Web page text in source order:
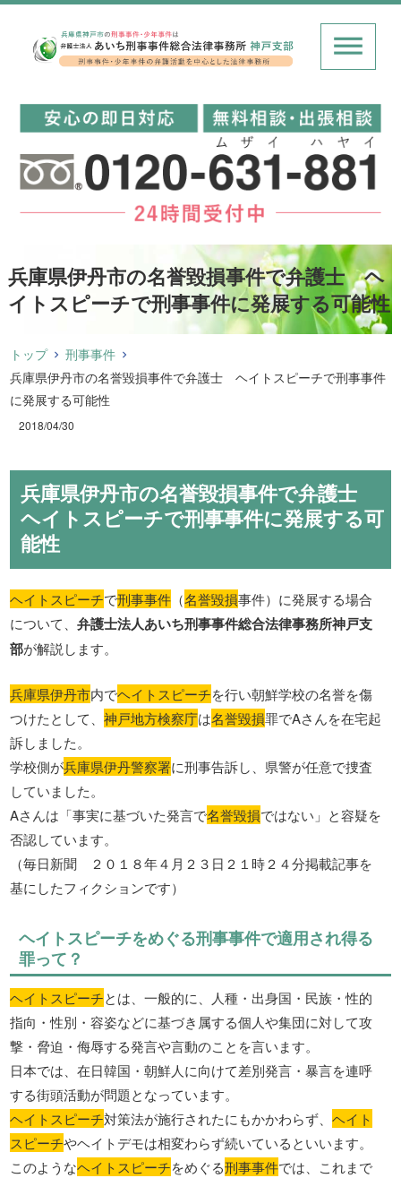
兵庫県伊丹市の名誉毀損事件で弁護士 ヘ
イトスピーチで刑事事件に発展する可能性
トップ
刑事事件
兵庫県伊丹市の名誉毀損事件で弁護士 ヘイトスピーチで刑事事件
に発展する可能性
2018/04/30
兵庫県伊丹市の名誉毀損事件で弁護士
ヘイトスピーチで刑事事件に発展する可
能性
ヘイトスピーチで刑事事件 （名誉毀損事件）に発展する場合
について、弁護士法人あいち刑事事件総合法律事務所神戸支
部が解説します。
兵庫県伊丹市内でヘイトスピーチを行い朝鮮学校の名誉を傷
つけたとして、神戸地方検察庁は名誉毀損罪でAさんを在宅起
訴しました。
学校側が兵庫県伊丹警察署に刑事告訴し、県警が任意で捜査
していました。
Aさんは「事実に基づいた発言で名誉毀損ではない」と容疑を
否認しています。
（毎日新聞 ２０１８年４月２３日２１時２４分掲載記事を
基にしたフィクションです）
ヘイトスピーチをめぐる刑事事件で適用され得る
罪って？
ヘイトスピーチとは、一般的に、人種・出身国・民族・性的
指向・性別・容姿などに基づき属する個人や集団に対して攻
撃・脅迫・侮辱する発言や言動のことを言います。
日本では、在日韓国・朝鮮人に向けて差別発言・暴言を連呼
する街頭活動が問題となっています。
ヘイトスピーチ対策法が施行されたにもかかわらず、ヘイト
スピーチやヘイトデモは相変わらず続いているといいます。
このようなヘイトスピーチをめぐる刑事事件では、これまで